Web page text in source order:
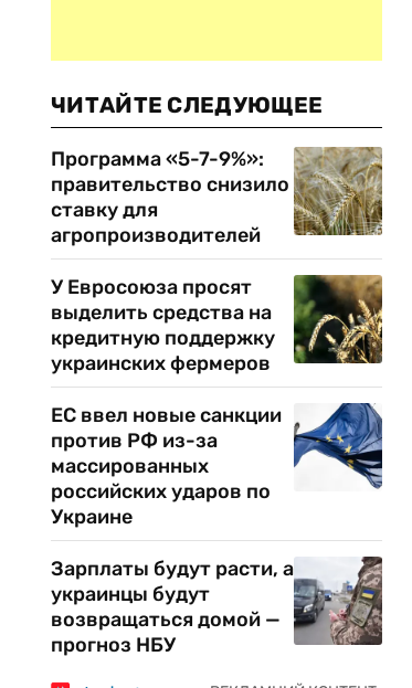
ЧИТАЙТЕ СЛЕДУЮЩЕЕ
Программа «5-7-9%»:
правительство снизило
ставку для
агропроизводителей
У Евросоюза просят
выделить средства на
кредитную поддержку
украинских фермеров
ЕС ввел новые санкции
против РФ из-за
массированных
российских ударов по
Украине
Зарплаты будут расти, а
украинцы будут
возвращаться домой —
прогноз НБУ